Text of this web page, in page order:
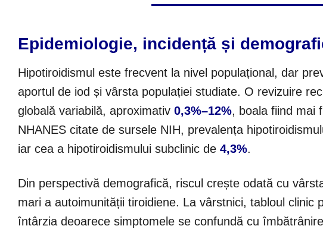
Epidemiologie, incidență și
Hipotiroidismul este frecvent la nivel populațional, dar
aportul de iod și vârsta populației studiate. O revizuire
globală variabilă, aproximativ 0,3%–12%, boala fiind mai
NHANES citate de sursele NIH, prevalența
iar cea a hipotiroidismului subclinic de 4,3%.
Din perspectivă demografică, riscul crește odată cu
mari a autoimunității tiroidiene. La vârstnici, tabloul
întârzia deoarece simptomele se confundă cu